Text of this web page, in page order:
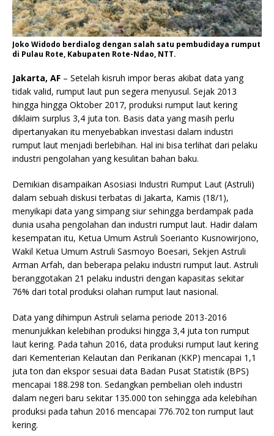
Joko Widodo berdialog dengan salah satu pembudidaya rumput
di Pulau Rote, Kabupaten Rote-Ndao, NTT.
Jakarta, AF – Setelah kisruh impor beras akibat data yang
tidak valid, rumput laut pun segera menyusul. Sejak 2013
hingga hingga Oktober 2017, produksi rumput laut kering
diklaim surplus 3,4 juta ton. Basis data yang masih perlu
dipertanyakan itu menyebabkan investasi dalam industri
rumput laut menjadi berlebihan. Hal ini bisa terlihat dari pelaku
industri pengolahan yang kesulitan bahan baku.
Demikian disampaikan Asosiasi Industri Rumput Laut (Astruli)
dalam sebuah diskusi terbatas di Jakarta, Kamis (18/1),
menyikapi data yang simpang siur sehingga berdampak pada
dunia usaha pengolahan dan industri rumput laut. Hadir dalam
kesempatan itu, Ketua Umum Astruli Soerianto Kusnowirjono,
Wakil Ketua Umum Astruli Sasmoyo Boesari, Sekjen Astruli
Arman Arfah, dan beberapa pelaku industri rumput laut. Astruli
beranggotakan 21 pelaku industri dengan kapasitas sekitar
76% dari total produksi olahan rumput laut nasional.
Data yang dihimpun Astruli selama periode 2013-2016
menunjukkan kelebihan produksi hingga 3,4 juta ton rumput
laut kering. Pada tahun 2016, data produksi rumput laut kering
dari Kementerian Kelautan dan Perikanan (KKP) mencapai 1,1
juta ton dan ekspor sesuai data Badan Pusat Statistik (BPS)
mencapai 188.298 ton. Sedangkan pembelian oleh industri
dalam negeri baru sekitar 135.000 ton sehingga ada kelebihan
produksi pada tahun 2016 mencapai 776.702 ton rumput laut
kering.